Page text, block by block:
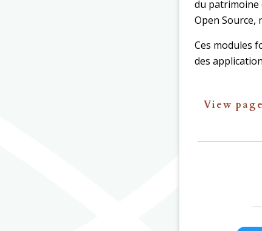
du patrimoine
Open Source,
Ces modules
des
View